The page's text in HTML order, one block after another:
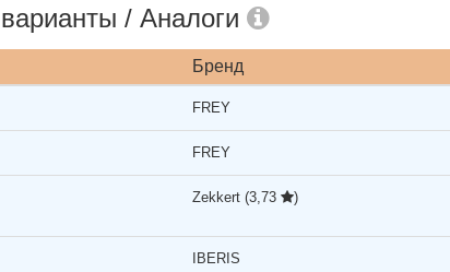
/ Аналоги
Бренд
FREY
FREY
Zekkert (3,73 )
IBERIS